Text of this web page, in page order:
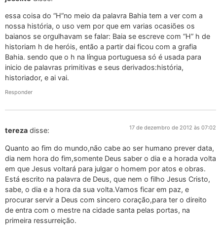
essa coisa do “H”no meio da palavra Bahia tem a ver com a
nossa história, o uso vem por que em varias ocasiões os
baianos se orgulhavam se falar: Baia se escreve com “H” h de
historiam h de heróis, então a partir dai ficou com a grafia
Bahia. sendo que o h na língua portuguesa só é usada para
inicio de palavras primitivas e seus derivados:história,
historiador, e ai vai.
Responder
tereza disse: 17 de dezembro de 2012 às 07:02
Quanto ao fim do mundo,não cabe ao ser humano prever data,
dia nem hora do fim,somente Deus saber o dia e a horada volta
em que Jesus voltará para julgar o homem por atos e obras.
Está escrito na palavra de Deus, que nem o filho Jesus Cristo,
sabe, o dia e a hora da sua volta.Vamos ficar em paz, e
procurar servir a Deus com sincero coração,para ter o direito
de entra com o mestre na cidade santa pelas portas, na
primeira ressurreição.